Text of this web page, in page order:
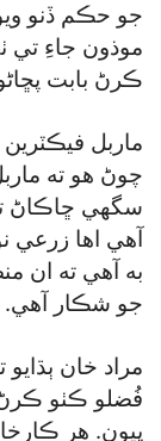
جو حڪم ڏنو
موذون جاءِ تي
ڪرڻ بابت
ماربل
چوڻ هو ته
سگھي ڇاڪاڻ
آهي اها زرعي
به آهي ته ان
جو شڪار آهي.
مراد خان
فُضلو ڪٺو ڪرڻ
پيون. هر